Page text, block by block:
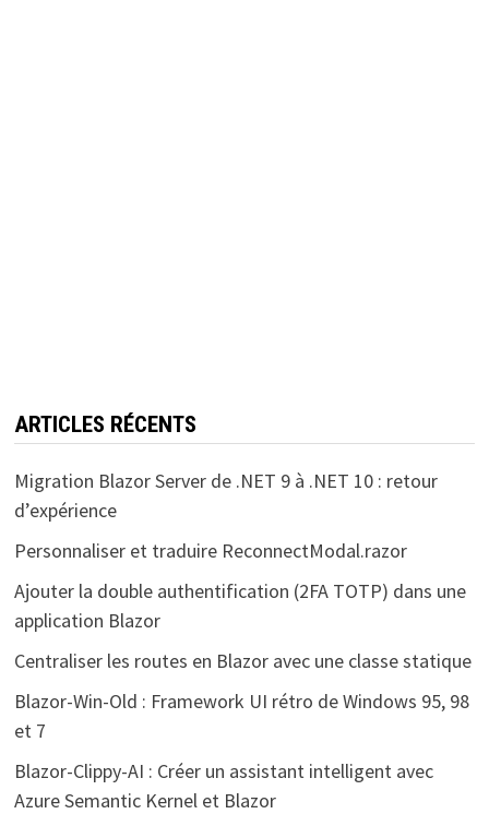
ARTICLES RÉCENTS
Migration Blazor Server de .NET 9 à .NET 10 : retour
d’expérience
Personnaliser et traduire ReconnectModal.razor
Ajouter la double authentification (2FA TOTP) dans une
application Blazor
Centraliser les routes en Blazor avec une classe statique
Blazor-Win-Old : Framework UI rétro de Windows 95, 98
et 7
Blazor-Clippy-AI : Créer un assistant intelligent avec
Azure Semantic Kernel et Blazor